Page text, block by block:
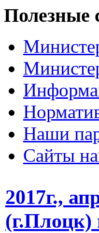
Полезные
Наши
Сайты
2017г.,